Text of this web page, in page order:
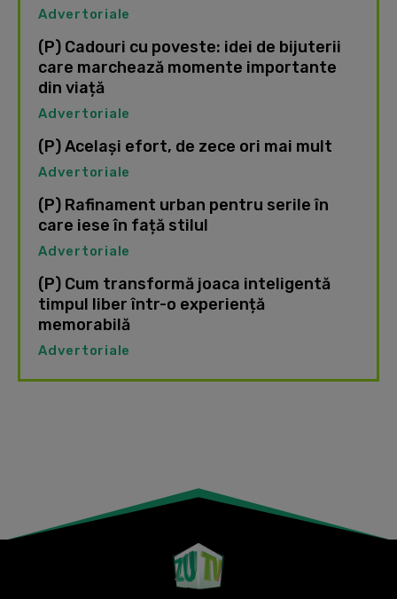
Advertoriale
(P) Cadouri cu poveste: idei de bijuterii
care marchează momente importante
din viață
Advertoriale
(P) Același efort, de zece ori mai mult
Advertoriale
(P) Rafinament urban pentru serile în
care iese în față stilul
Advertoriale
(P) Cum transformă joaca inteligentă
timpul liber într-o experiență
memorabilă
Advertoriale